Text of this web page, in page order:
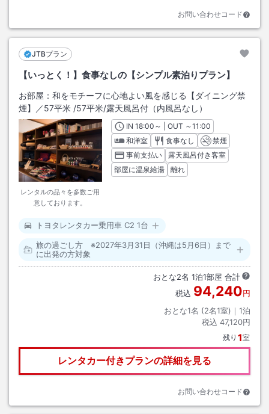
お問い合わせコード
JTBプラン
【いっとく！】食事なしの【シンプル素泊りプラン】
お部屋： 和をモチーフに心地よい風を感じる【ダイニング禁
煙】／57平米 /57平米/露天風呂付（内風呂なし）
レンタルの品々を多数ご用
意しております。
INチェックイン
18:00 ～ | OUT チェックアウト
～11:00
和洋室
食事なし
禁煙
事前支払い
露天風呂付き客室
部屋に温泉給湯
離れ
トヨタレンタカー乗用車 C2 1台
旅の過ごし方 ※2027年3月31日（沖縄は5月6日）まで
に出発の方対象
おとな2名 1泊1部屋 合計
税込 94,240円
おとな1名 (2名1室)｜ 1泊
税込 47,120円
残り 1室
レンタカー付きプランの詳細を見る
お問い合わせコード